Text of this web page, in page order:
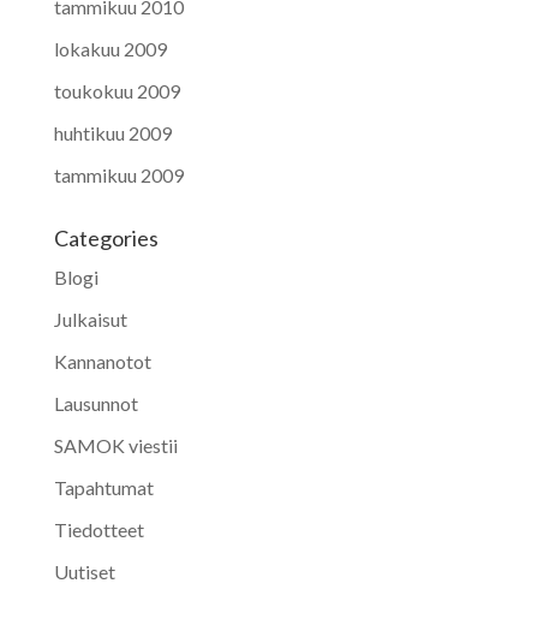
tammikuu 2010
lokakuu 2009
toukokuu 2009
huhtikuu 2009
tammikuu 2009
Categories
Blogi
Julkaisut
Kannanotot
Lausunnot
SAMOK viestii
Tapahtumat
Tiedotteet
Uutiset